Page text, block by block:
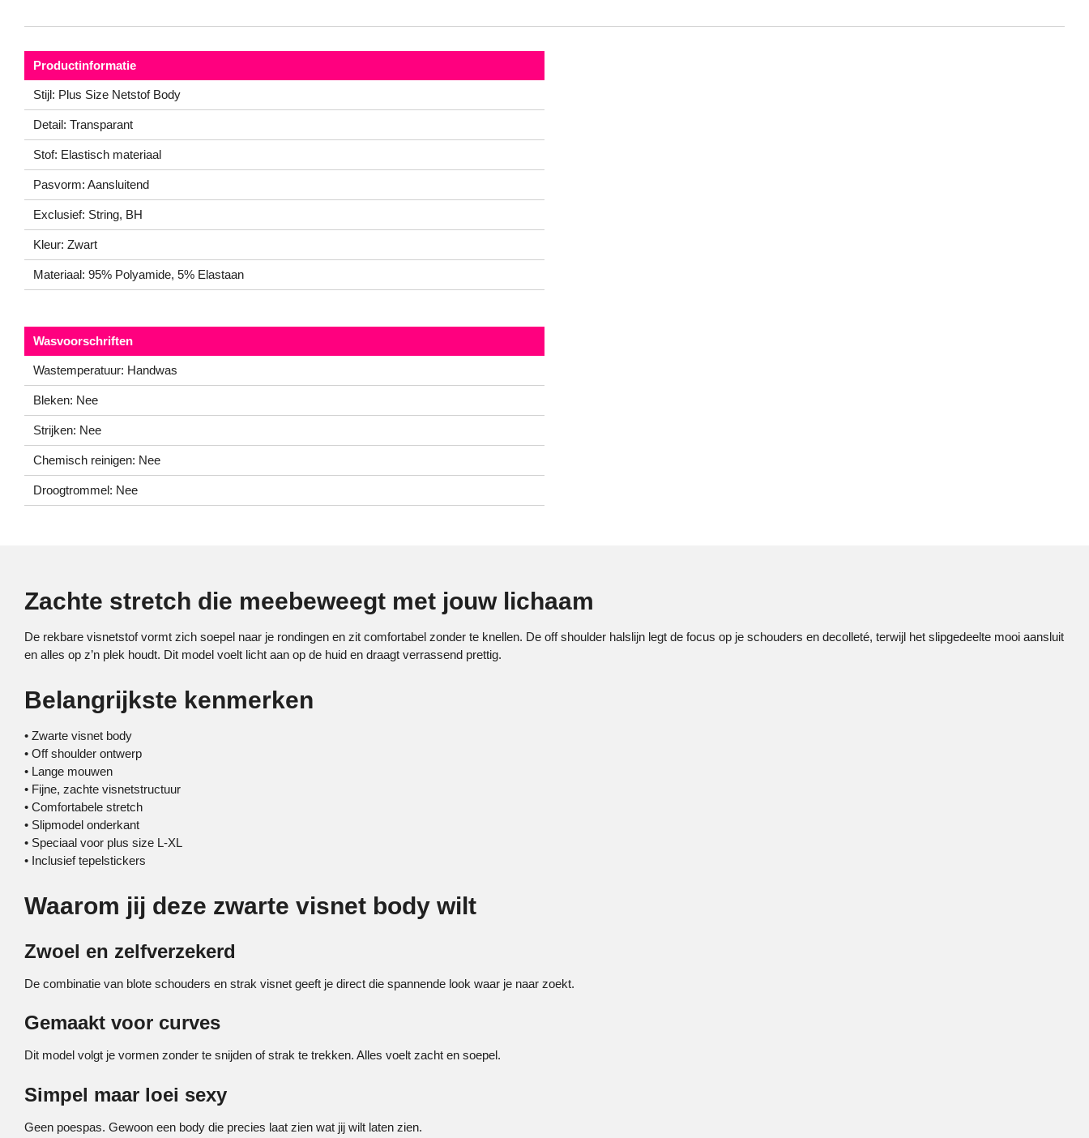
Productinformatie
Stijl: Plus Size Netstof Body
Detail: Transparant
Stof: Elastisch materiaal
Pasvorm: Aansluitend
Exclusief: String, BH
Kleur: Zwart
Materiaal: 95% Polyamide, 5% Elastaan
Wasvoorschriften
Wastemperatuur: Handwas
Bleken: Nee
Strijken: Nee
Chemisch reinigen: Nee
Droogtrommel: Nee
Zachte stretch die meebeweegt met jouw lichaam
De rekbare visnetstof vormt zich soepel naar je rondingen en zit comfortabel zonder te knellen. De off shoulder halslijn legt de focus op je schouders en decolleté, terwijl het slipgedeelte mooi aansluit
en alles op z’n plek houdt. Dit model voelt licht aan op de huid en draagt verrassend prettig.
Belangrijkste kenmerken
• Zwarte visnet body
• Off shoulder ontwerp
• Lange mouwen
• Fijne, zachte visnetstructuur
• Comfortabele stretch
• Slipmodel onderkant
• Speciaal voor plus size L-XL
• Inclusief tepelstickers
Waarom jij deze zwarte visnet body wilt
Zwoel en zelfverzekerd
De combinatie van blote schouders en strak visnet geeft je direct die spannende look waar je naar zoekt.
Gemaakt voor curves
Dit model volgt je vormen zonder te snijden of strak te trekken. Alles voelt zacht en soepel.
Simpel maar loei sexy
Geen poespas. Gewoon een body die precies laat zien wat jij wilt laten zien.